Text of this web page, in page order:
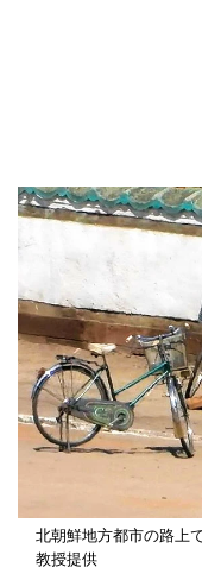
北朝鮮地方都市の路上
教授提供